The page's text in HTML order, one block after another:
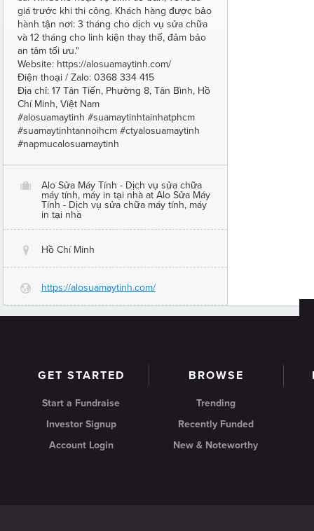
giá trước khi thi công. Khách hàng được bảo
hành tận nơi: 3 tháng cho dịch vụ sửa chữa
và 12 tháng cho linh kiện thay thế, đảm bảo
an tâm tối ưu."
Website: https://alosuamaytinh.com/
Điện thoại / Zalo: 0368 334 415
Địa chỉ: 17 Tân Tiến, Phường 8, Tân Bình, Hồ
Chí Minh, Việt Nam
#alosuamaytinh #suamaytinhtainhatphcm
#suamaytinhtannoihcm #ctyalosuamaytinh
#napmucalosuamaytinh
O
Alo Sửa Máy Tính - Dịch vụ sửa chữa
máy tính, máy in tại nhà at Alo Sửa Máy
Tính - Dịch vụ sửa chữa máy tính, máy
in tại nhà
@ Hồ Chí Minh
G https://alosuamaytinh.com/
GET STARTED
Start a Fundraise
Investor Signup
Account Login
BROWSE
Trending
Recently Funded
New & Noteworthy